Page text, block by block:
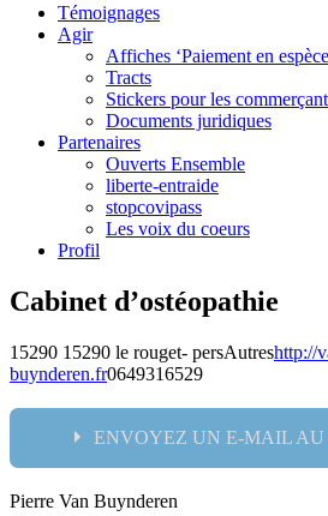
Témoignages
Agir
Affiches ‘Paiement en
Tracts
Stickers pour les
Documents juridiques
Partenaires
Ouverts Ensemble
liberte-entraide
stopcovipass
Les voix du coeurs
Profil
Cabinet d’ostéopathie
15290 15290 le rouget- persAutreshttp://
buynderen.fr0649316529
ENVOYEZ UN E-MAIL AU
Nom:
Pierre Van Buynderen